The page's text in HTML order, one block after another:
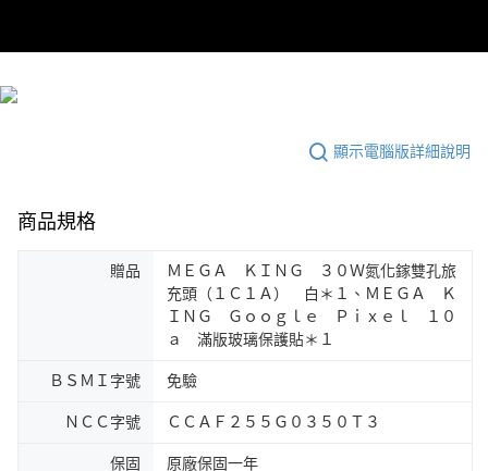
顯示電腦版詳細說明
商品規格
贈品
ＭＥＧＡ ＫＩＮＧ ３０Ｗ氮化鎵雙孔旅
充頭（１Ｃ１Ａ） 白＊１、ＭＥＧＡ Ｋ
ＩＮＧ Ｇｏｏｇｌｅ Ｐｉｘｅｌ １０
ａ 滿版玻璃保護貼＊１
ＢＳＭＩ字號 免驗
ＮＣＣ字號 ＣＣＡＦ２５５Ｇ０３５０Ｔ３
保固 原廠保固一年